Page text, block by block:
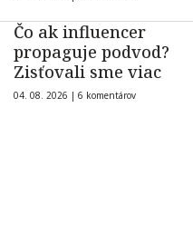
Čo ak influencer
propaguje podvod?
Zisťovali sme viac
04. 08. 2026 | 6 komentárov